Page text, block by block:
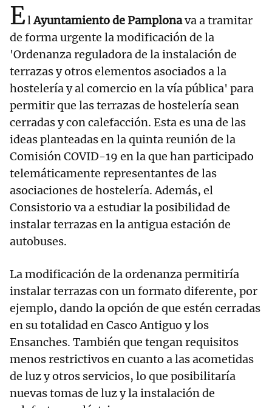
ElAyuntamiento de Pamplonava a tramitar
de forma urgente la modificación de la
'Ordenanza reguladora de la instalación de
terrazas y otros elementos asociados a la
hostelería y al comercio en la vía pública' para
permitir que las terrazas de hostelería sean
cerradas y con calefacción. Esta es una de las
ideas planteadas en la quinta reunión de la
Comisión COVID-19 en la que han participado
telemáticamente representantes de las
asociaciones de hostelería. Además, el
Consistorio va a estudiar la posibilidad de
instalar terrazas en la antigua estación de
autobuses.
La modificación de la ordenanza permitiría
instalar terrazas con un formato diferente, por
ejemplo, dando la opción de que estén cerradas
en su totalidad en Casco Antiguo y los
Ensanches. También que tengan requisitos
menos restrictivos en cuanto a las acometidas
de luz y otros servicios, lo que posibilitaría
nuevas tomas de luz y la instalación de